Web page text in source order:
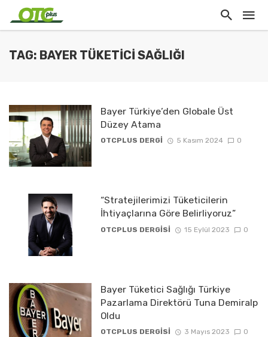
TAG: BAYER TÜKETICI SAĞLIĞI
Bayer Türkiye’den Globale Üst
Düzey Atama
OTCPLUS DERGİ 5 Kasım 2024 0
“Stratejilerimizi Tüketicilerin
İhtiyaçlarına Göre Belirliyoruz”
OTCPLUS DERGİSİ 15 Eylül 2023 0
Bayer Tüketici Sağlığı Türkiye
Pazarlama Direktörü Tuna Demiralp
Oldu
OTCPLUS DERGİSİ 3 Mayıs 2023 0